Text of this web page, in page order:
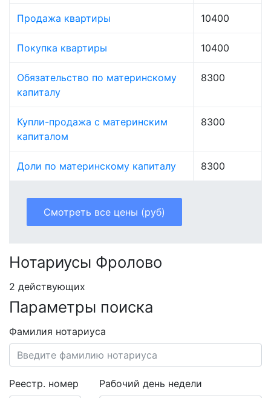
Продажа квартиры 10400
Покупка квартиры 10400
Обязательство по материнскому
капиталу
8300
Купли-продажа с материнским
капиталом
8300
Доли по материнскому капиталу 8300
Смотреть все цены (руб)
Нотариусы Фролово
2 действующих
Параметры поиска
Фамилия нотариуса
Реестр. номер Рабочий день недели